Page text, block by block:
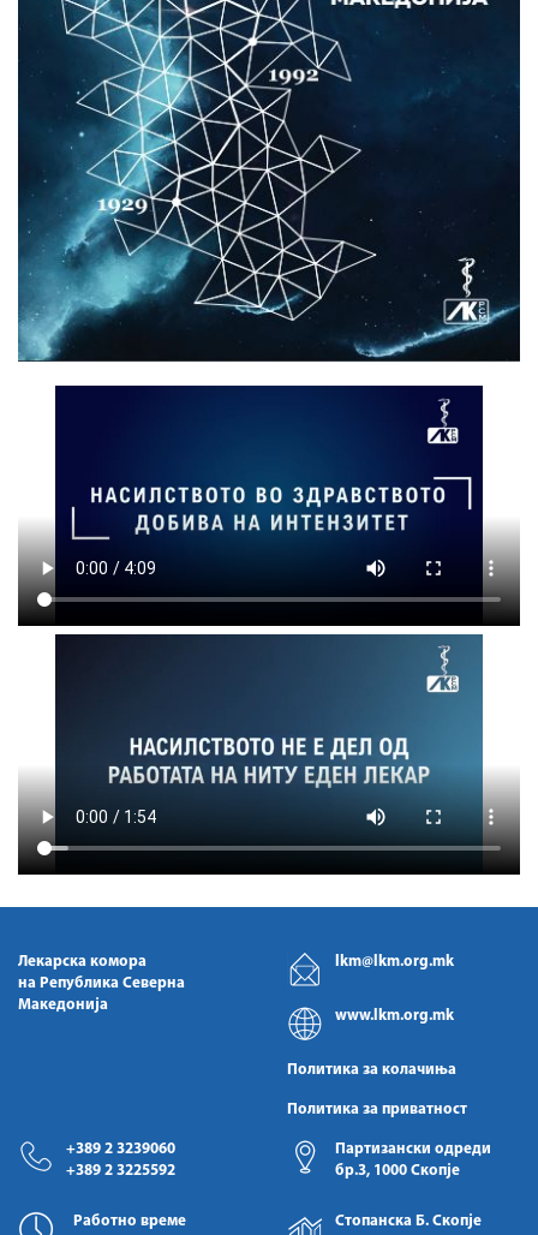
Лекарска комора
на Република Северна
Македонија
lkm@lkm.org.mk
www.lkm.org.mk
Политика за колачиња
Политика за приватност
+389 2 3239060
+389 2 3225592
Партизански одреди
бр.3, 1000 Скопје
Работно време
Стопанска Б. Скопје